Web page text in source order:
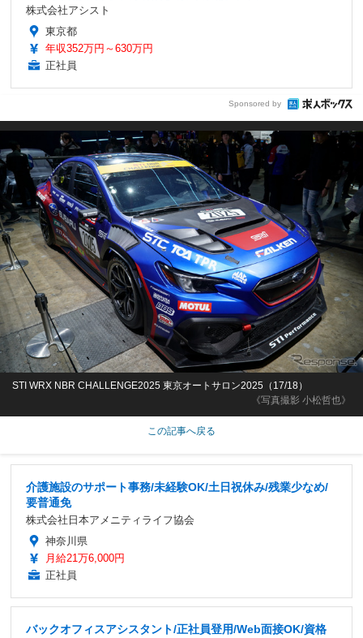
株式会社アシスト
東京都
年収352万円～630万円
正社員
Sponsored by
《写真撮影 小松哲也》
STI WRX NBR CHALLENGE2025 東京オートサロン2025（17/18）
この記事へ戻る
介護施設のサポート事務/未経験OK/土日祝休み/残業少なめ/
要普通免
株式会社日本アメニティライフ協会
神奈川県
月給21万6,000円
正社員
バックオフィスアシスタント/正社員登用/Web面接OK/資格